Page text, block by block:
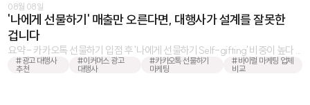
08월 08일
'나에게 선물하기' 매출만 오른다면, 대행사가 설계를 잘못한
겁니다
요약 - 카카오톡 선물하기 입점 후 '나에게 선물하기Self-gifting' 비중이 높다 ...
#광고 대행사
추천
#이커머스 광고
대행사
#카카오톡 선물하기
마케팅
#바이럴 마케팅 업체
비교